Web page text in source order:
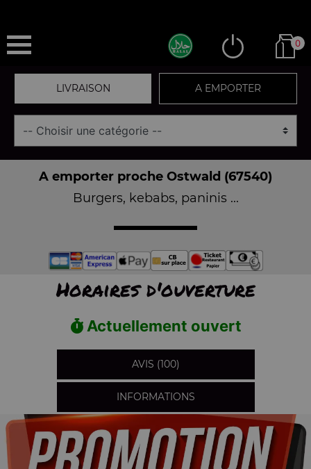
0
LIVRAISON A EMPORTER
A emporter proche Ostwald (67540)
Burgers, kebabs, paninis ...
Horaires d'ouverture
Actuellement ouvert
AVIS (100)
INFORMATIONS